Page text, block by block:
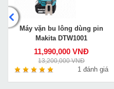
Máy vặn bu lông dùng pin
Makita DTW1001
11,990,000 VNĐ
13,200,000 VNĐ
1 đánh giá